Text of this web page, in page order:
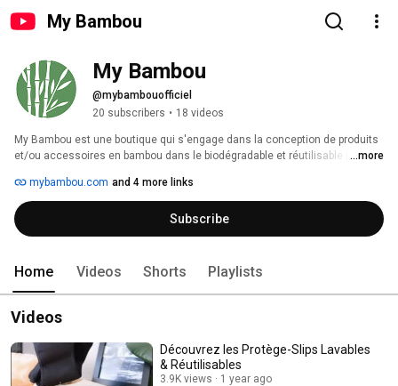
My Bambou
My Bambou
@mybambouofficiel
20 subscribers • 18 videos
My Bambou est une boutique qui s'engage dans la conception de produits
et/ou accessoires en bambou dans le biodégradable et réutilisable pour ...more
mybambou.com and 4 more links
Subscribe
Home Videos Shorts Playlists
Videos
Découvrez les Protège-Slips Lavables
& Réutilisables
3.9K views 1 year ago